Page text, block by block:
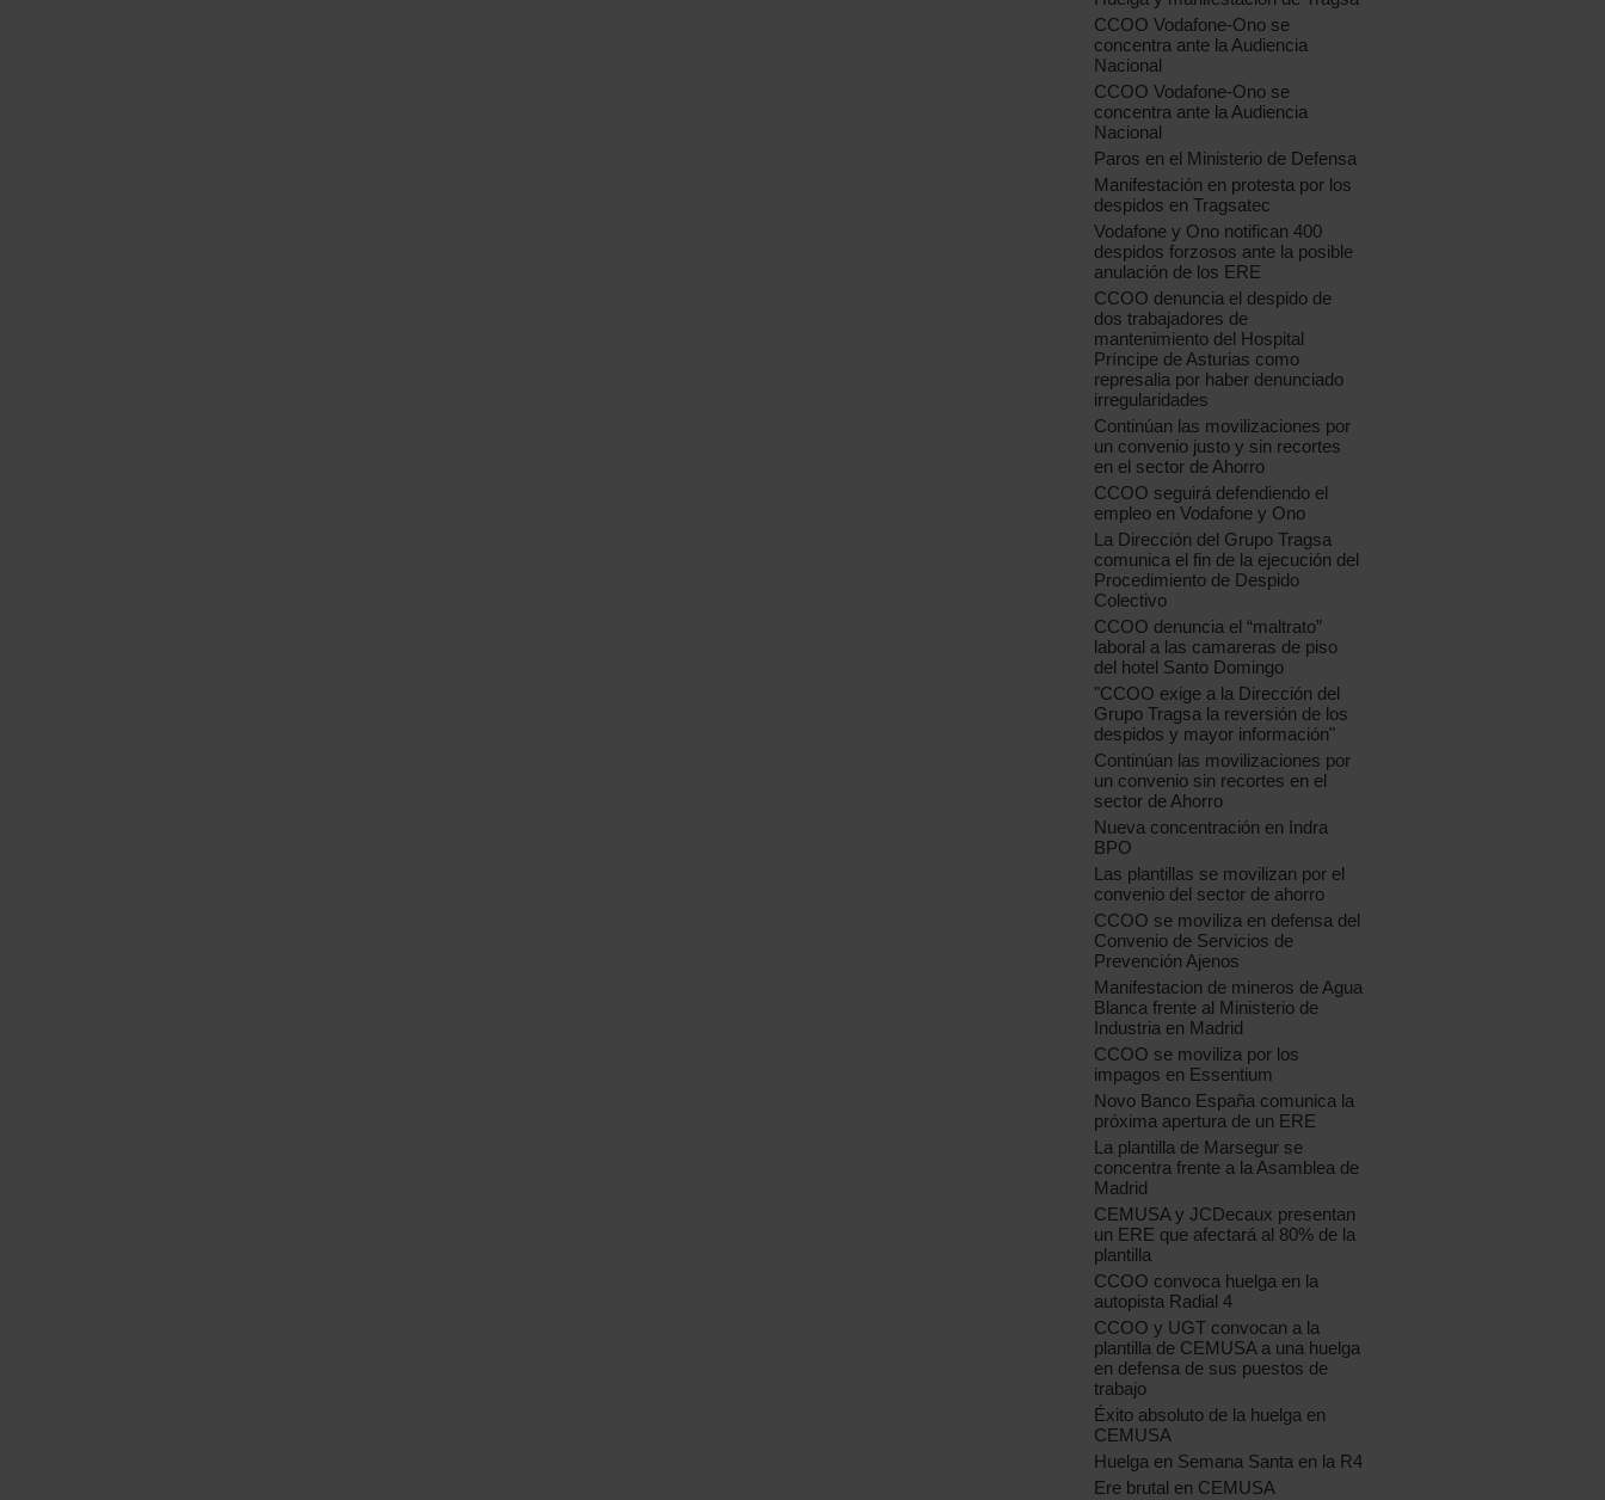
CCOO Vodafone-Ono se
concentra ante la Audiencia
Nacional
CCOO Vodafone-Ono se
concentra ante la Audiencia
Nacional
Paros en el Ministerio de Defensa
Manifestación en protesta por los
despidos en Tragsatec
Vodafone y Ono notifican 400
despidos forzosos ante la posible
anulación de los ERE
CCOO denuncia el despido de
dos trabajadores de
mantenimiento del Hospital
Príncipe de Asturias como
represalia por haber denunciado
irregularidades
Continúan las movilizaciones por
un convenio justo y sin recortes
en el sector de Ahorro
CCOO seguirá defendiendo el
empleo en Vodafone y Ono
La Dirección del Grupo Tragsa
comunica el fin de la ejecución del
Procedimiento de Despido
Colectivo
CCOO denuncia el “maltrato”
laboral a las camareras de piso
del hotel Santo Domingo
"CCOO exige a la Dirección del
Grupo Tragsa la reversión de los
despidos y mayor información"
Continúan las movilizaciones por
un convenio sin recortes en el
sector de Ahorro
Nueva concentración en Indra
BPO
Las plantillas se movilizan por el
convenio del sector de ahorro
CCOO se moviliza en defensa del
Convenio de Servicios de
Prevención Ajenos
Manifestacion de mineros de Agua
Blanca frente al Ministerio de
Industria en Madrid
CCOO se moviliza por los
impagos en Essentium
Novo Banco España comunica la
próxima apertura de un ERE
La plantilla de Marsegur se
concentra frente a la Asamblea de
Madrid
CEMUSA y JCDecaux presentan
un ERE que afectará al 80% de la
plantilla
CCOO convoca huelga en la
autopista Radial 4
CCOO y UGT convocan a la
plantilla de CEMUSA a una huelga
en defensa de sus puestos de
trabajo
Éxito absoluto de la huelga en
CEMUSA
Huelga en Semana Santa en la R4
Ere brutal en CEMUSA